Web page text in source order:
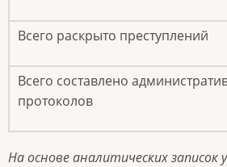
Всего раскрыто преступлений
Всего составлено
протоколов
На основе аналитических записок